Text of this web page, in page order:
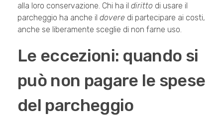
alla loro conservazione. Chi ha il diritto di usare il
parcheggio ha anche il dovere di partecipare ai costi,
anche se liberamente sceglie di non farne uso.
Le eccezioni: quando si
può non pagare le spese
del parcheggio